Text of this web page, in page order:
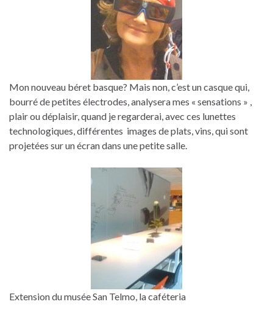
Mon nouveau béret basque? Mais non, c’est un casque qui,
bourré de petites électrodes, analysera mes « sensations » ,
plair ou déplaisir, quand je regarderai, avec ces lunettes
technologiques, différentes images de plats, vins, qui sont
projetées sur un écran dans une petite salle.
Extension du musée San Telmo, la caféteria